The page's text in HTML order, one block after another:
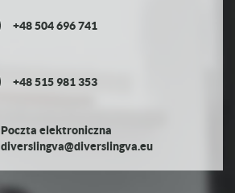
+48 504 696 741
+48 515 981 353
Poczta elektroniczna
diverslingva@diverslingva.eu